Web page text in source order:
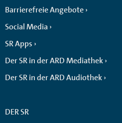
Barrierefreie Angebote
Social Media
SR Apps
Der SR in der ARD Mediathek
Der SR in der ARD Audiothek
DER SR